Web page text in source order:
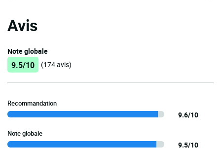
Avis
Note globale
9.5/10 (174 avis)
Recommandation
9.6/10
Note globale
9.5/10